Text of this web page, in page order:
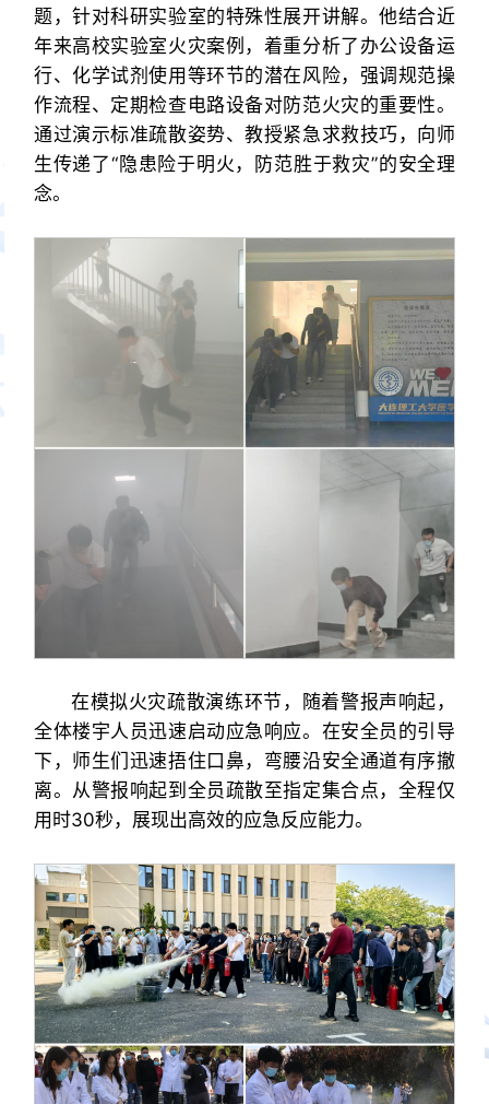
题，针对科研实验室的特殊性展开讲解。他结合近
年来高校实验室火灾案例，着重分析了办公设备运
行、化学试剂使用等环节的潜在风险，强调规范操
作流程、定期检查电路设备对防范火灾的重要性。
通过演示标准疏散姿势、教授紧急求救技巧，向师
生传递了“隐患险于明火，防范胜于救灾”的安全理
念。
在模拟火灾疏散演练环节，随着警报声响起，
全体楼宇人员迅速启动应急响应。在安全员的引导
下，师生们迅速捂住口鼻，弯腰沿安全通道有序撤
离。从警报响起到全员疏散至指定集合点，全程仅
用时30秒，展现出高效的应急反应能力。